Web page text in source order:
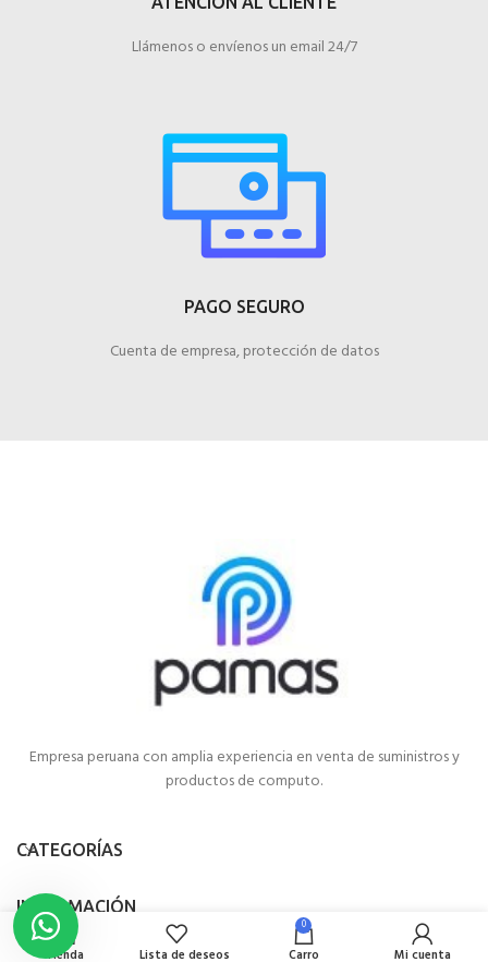
Llámenos o envíenos un email 24/7
PAGO SEGURO
Cuenta de empresa, protección de datos
Empresa peruana con amplia experiencia en venta de suministros y
productos de computo.
CATEGORÍAS
INFORMACIÓN
Tienda Lista de deseos
0
Carro Mi cuenta